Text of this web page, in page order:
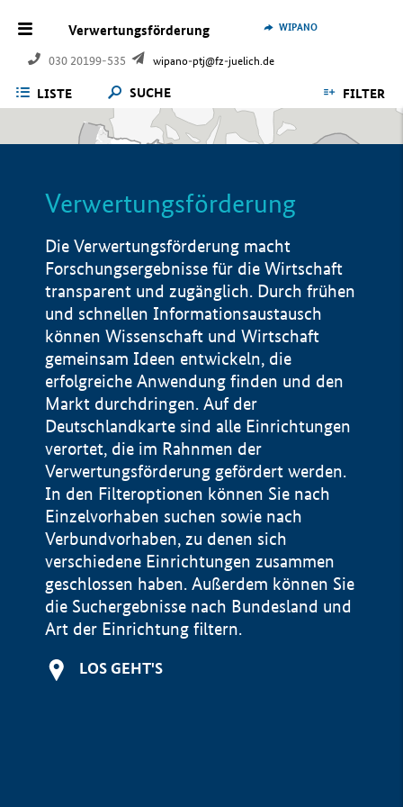
Verwertungsförderung
030 20199-535 wipano-ptj@fz-juelich.de
WIPANO
LISTE SUCHE FILTER
Verwertungsförderung
Die Verwertungsförderung macht
Forschungsergebnisse für die Wirtschaft
transparent und zugänglich. Durch frühen
und schnellen Informationsaustausch
können Wissenschaft und Wirtschaft
gemeinsam Ideen entwickeln, die
erfolgreiche Anwendung finden und den
Markt durchdringen. Auf der
Deutschlandkarte sind alle Einrichtungen
verortet, die im Rahnmen der
Verwertungsförderung gefördert werden.
In den Filteroptionen können Sie nach
Einzelvorhaben suchen sowie nach
Verbundvorhaben, zu denen sich
verschiedene Einrichtungen zusammen
geschlossen haben. Außerdem können Sie
die Suchergebnisse nach Bundesland und
Art der Einrichtung filtern.
LOS GEHT'S